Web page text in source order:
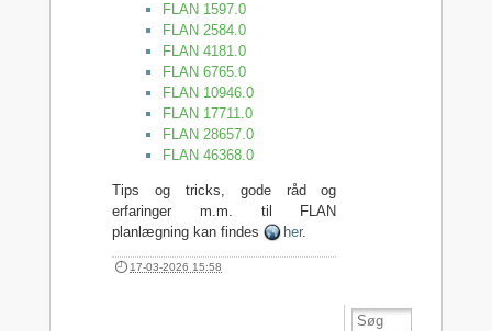
FLAN 1597.0
FLAN 2584.0
FLAN 4181.0
FLAN 6765.0
FLAN 10946.0
FLAN 17711.0
FLAN 28657.0
FLAN 46368.0
Tips og tricks, gode råd og
erfaringer m.m. til FLAN
planlægning kan findes
her.
17-03-2026 15:58